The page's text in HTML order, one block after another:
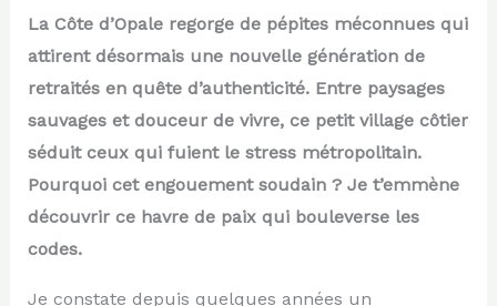
La Côte d’Opale regorge de pépites méconnues qui
attirent désormais une nouvelle génération de
retraités en quête d’authenticité. Entre paysages
sauvages et douceur de vivre, ce petit village côtier
séduit ceux qui fuient le stress métropolitain.
Pourquoi cet engouement soudain ? Je t’emmène
découvrir ce havre de paix qui bouleverse les
codes.
Je constate depuis quelques années un